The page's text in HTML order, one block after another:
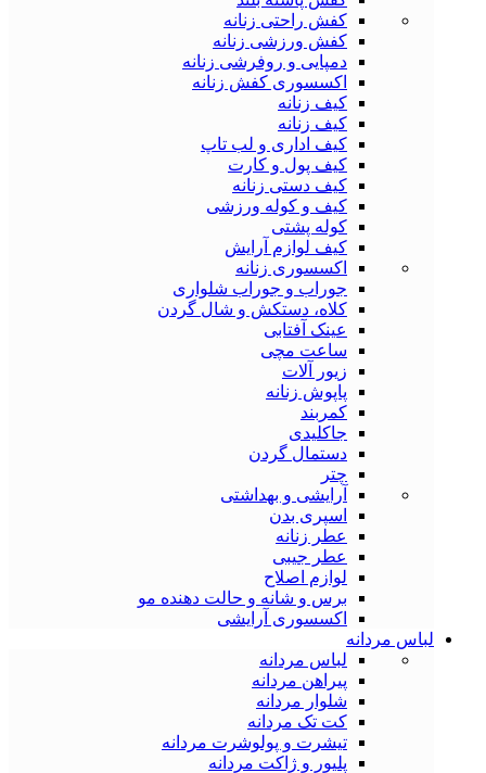
کفش راحتی زنانه
کفش ورزشی زنانه
دمپایی و روفرشی زنانه
اکسسوری کفش زنانه
کیف زنانه
کیف زنانه
کیف اداری و لب تاپ
کیف پول و کارت
کیف دستی زنانه
کیف و کوله ورزشی
کوله پشتی
کیف لوازم آرایش
اکسسوری زنانه
جوراب و جوراب شلواری
کلاه، دستکش و شال گردن
عینک آفتابی
ساعت مچی
زیور آلات
پاپوش زنانه
کمربند
جاکلیدی
دستمال گردن
چتر
آرایشی و بهداشتی
اسپری بدن
عطر زنانه
عطر جیبی
لوازم اصلاح
برس و شانه و حالت دهنده مو
اکسسوری آرایشی
لباس مردانه
لباس مردانه
پیراهن مردانه
شلوار مردانه
کت تک مردانه
تیشرت و پولوشرت مردانه
پلیور و ژاکت مردانه